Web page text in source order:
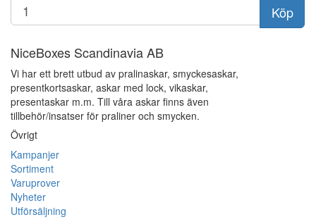
Köp
NiceBoxes Scandinavia AB
Vi har ett brett utbud av pralinaskar, smyckesaskar,
presentkortsaskar, askar med lock, vikaskar,
presentaskar m.m. Till våra askar finns även
tillbehör/insatser för praliner och smycken.
Övrigt
Kampanjer
Sortiment
Varuprover
Nyheter
Utförsäljning